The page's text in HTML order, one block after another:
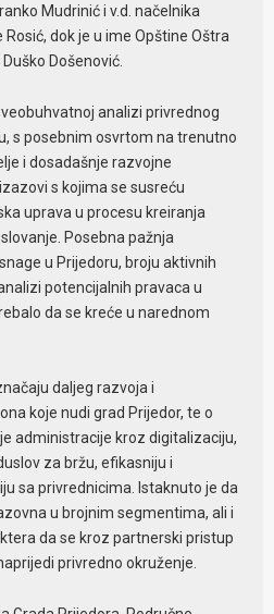
Mudrinić i v.d. načelnika
dok je u ime Opštine Oštra
Došenović.
analizi privrednog
s posebnim osvrtom na trenutno
i dosadašnje razvojne
s kojima se susreću
uprava u procesu kreiranja
Posebna pažnja
u Prijedoru, broju aktivnih
potencijalnih pravaca u
da se kreće u narednom
daljeg razvoja i
koje nudi grad Prijedor, te o
administracije kroz digitalizaciju,
za bržu, efikasniju i
sa privrednicima. Istaknuto je da
u brojnim segmentima, ali i
da se kroz partnerski pristup
privredno okruženje.